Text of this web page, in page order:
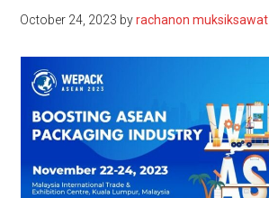
October 24, 2023 byrachanon muksiksawat